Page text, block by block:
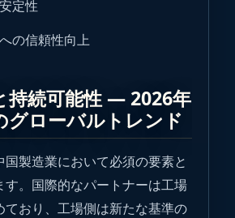
定性
の信頼性向上
持続可能性 ― 2026年
グローバルトレンド
製造業において必須の要素と
す。国際的なパートナーは工場
ており、工場側は新たな基準の